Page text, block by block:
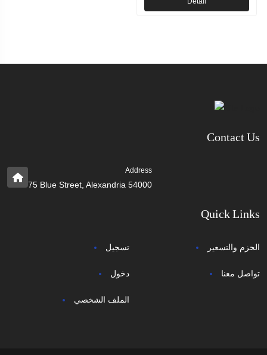
Contact Us
Address
75 Blue Street, Alexandria 54000
Quick Links
تسجيل
دخول
الملف الشخصي
الحزم والتسعير
تواصل معنا